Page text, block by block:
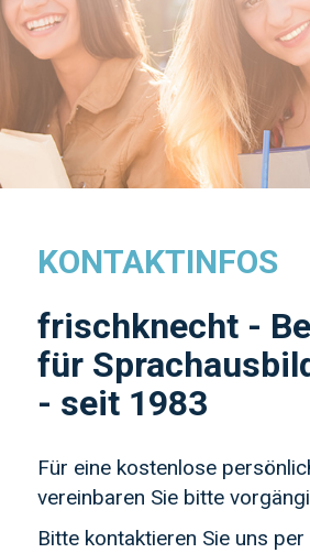
KONTAKTINFOS
frischknecht -
für
- seit 1983
Für eine kostenlose
vereinbaren Sie bitte
Bitte kontaktieren Sie uns